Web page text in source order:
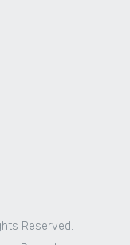
Reserved.